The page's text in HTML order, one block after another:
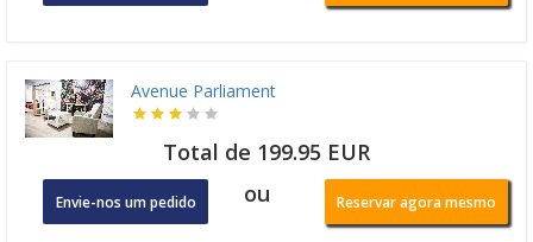
Avenue Parliament
Total de 199.95 EUR
Envie-nos um pedido ou Reservar agora mesmo